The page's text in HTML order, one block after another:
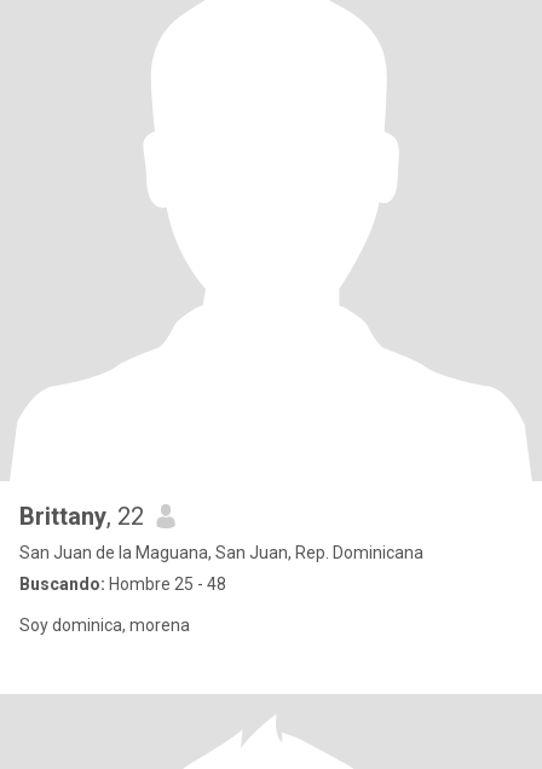
Brittany, 22
San Juan de la Maguana, San Juan, Rep. Dominicana
Buscando: Hombre 25 - 48
Soy dominica, morena